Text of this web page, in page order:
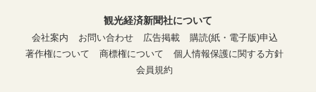
観光経済新聞社について
会社案内
お問い合わせ 広告掲載
購読(紙・電子版)申込
著作権について
商標権について
個人情報保護に関する方針
会員規約